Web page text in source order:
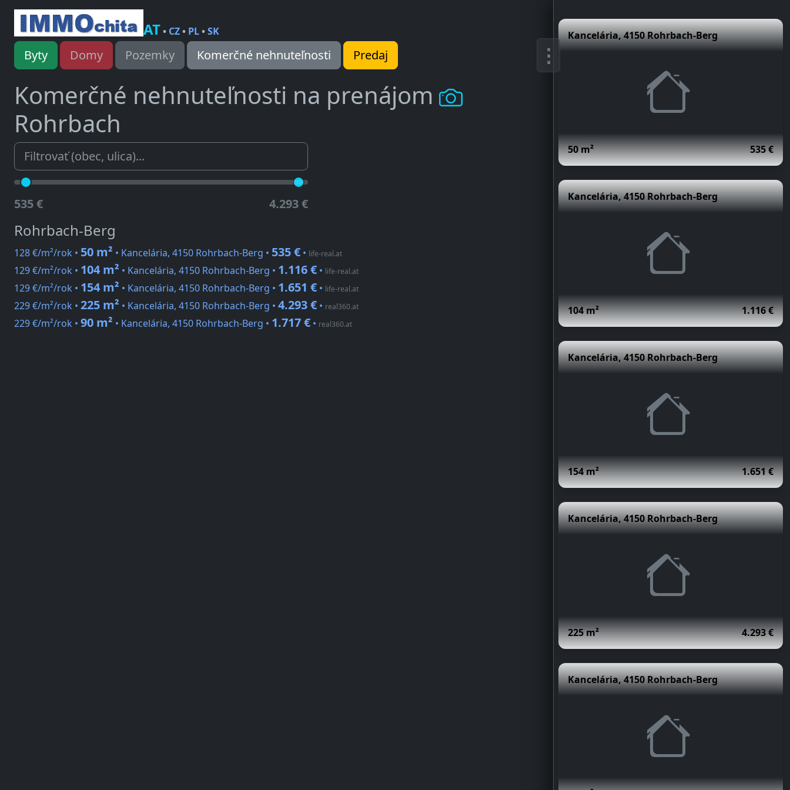
AT• CZ• PL•SK
Byty Domy Pozemky Komerčné nehnuteľnosti Predaj
Komerčné nehnuteľnosti na prenájom
Rohrbach
535 € 4.293 €
Rohrbach-Berg
128 €/m²/rok • 50 m² • Kancelária, 4150 Rohrbach-Berg • 535 € • life-real.at
129 €/m²/rok • 104 m² • Kancelária, 4150 Rohrbach-Berg • 1.116 € • life-real.at
129 €/m²/rok • 154 m² • Kancelária, 4150 Rohrbach-Berg • 1.651 € • life-real.at
229 €/m²/rok • 225 m² • Kancelária, 4150 Rohrbach-Berg • 4.293 € • real360.at
229 €/m²/rok • 90 m² • Kancelária, 4150 Rohrbach-Berg • 1.717 € • real360.at